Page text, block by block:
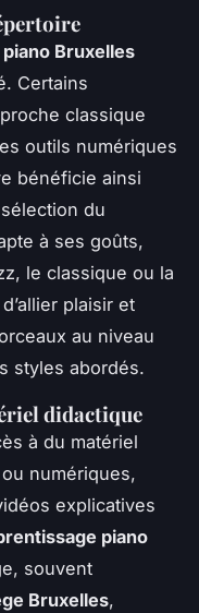
Bruxelles
Certains
classique
outils numériques
bénéficie ainsi
du
à ses goûts,
le classique ou la
plaisir et
au niveau
styles abordés.
didactique
à du matériel
numériques,
explicatives
piano
souvent
Bruxelles,